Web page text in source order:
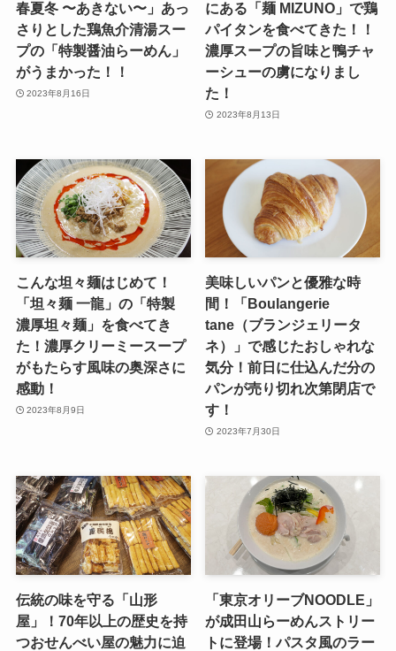
春夏冬 〜あきない〜」あっ
さりとした鶏魚介清湯スー
プの「特製醤油らーめん」
がうまかった！！
2023年8月16日
にある「麺 MIZUNO」で鶏
パイタンを食べてきた！！
濃厚スープの旨味と鴨チャ
ーシューの虜になりまし
た！
2023年8月13日
こんな坦々麺はじめて！
「坦々麺 一龍」の「特製
濃厚坦々麺」を食べてき
た！濃厚クリーミースープ
がもたらす風味の奥深さに
感動！
2023年8月9日
美味しいパンと優雅な時
間！「Boulangerie
tane（ブランジェリータ
ネ）」で感じたおしゃれな
気分！前日に仕込んだ分の
パンが売り切れ次第閉店で
す！
2023年7月30日
伝統の味を守る「山形
屋」！70年以上の歴史を持
つおせんべい屋の魅力に迫
「東京オリーブNOODLE」
が成田山らーめんストリー
トに登場！パスタ風のラー